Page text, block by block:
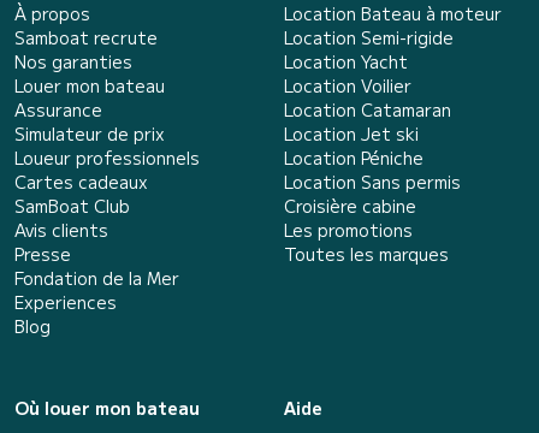
À propos
Samboat recrute
Nos garanties
Louer mon bateau
Assurance
Simulateur de prix
Loueur professionnels
Cartes cadeaux
SamBoat Club
Avis clients
Presse
Fondation de la Mer
Experiences
Blog
Location Bateau à moteur
Location Semi-rigide
Location Yacht
Location Voilier
Location Catamaran
Location Jet ski
Location Péniche
Location Sans permis
Croisière cabine
Les promotions
Toutes les marques
Où louer mon bateau
Aide